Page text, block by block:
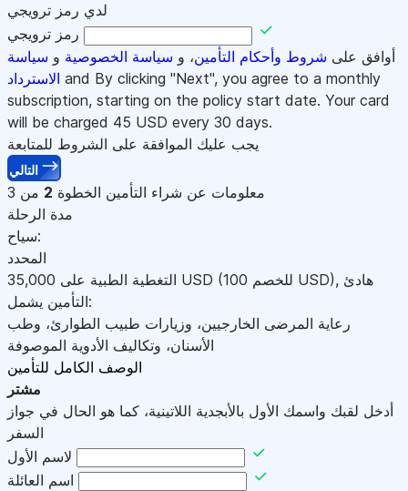
لدي رمز ترويجي
رمز ترويجي
أوافق على شروط وأحكام التأمين، و سياسة الخصوصية و سياسة
الاسترداد and By clicking "Next", you agree to a monthly
subscription, starting on the policy start date. Your card
will be charged 45 USD every 30 days.
يجب عليك الموافقة على الشروط للمتابعة
التالي
معلومات عن شراء التأمين الخطوة 2 من 3
مدة الرحلة
سياح:
المحدد
التغطية الطبية على 35,000 USD USD), هادئ
التأمين يشمل:
رعاية المرضى الخارجيين، وزيارات طبيب الطوارئ، وطب
الأسنان، وتكاليف الأدوية الموصوفة
الوصف الكامل للتأمين
مشتر
أدخل لقبك واسمك الأول بالأبجدية اللاتينية، كما هو الحال في جواز
السفر
لاسم الأول
اسم العائلة